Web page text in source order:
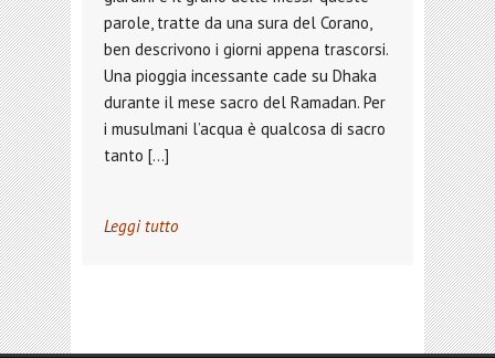
parole, tratte da una sura del Corano,
ben descrivono i giorni appena trascorsi.
Una pioggia incessante cade su Dhaka
durante il mese sacro del Ramadan. Per
i musulmani l’acqua è qualcosa di sacro
tanto […]
Leggi tutto